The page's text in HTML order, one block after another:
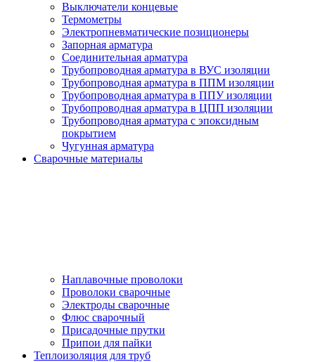
Выключатели концевые
Термометры
Электропневматические позиционеры
Запорная арматура
Соединительная арматура
Трубопроводная арматура в ВУС изоляции
Трубопроводная арматура в ППМ изоляции
Трубопроводная арматура в ППУ изоляции
Трубопроводная арматура в ЦПП изоляции
Трубопроводная арматура с эпоксидным
покрытием
Чугунная арматура
Сварочные материалы
Наплавочные проволоки
Проволоки сварочные
Электроды сварочные
Флюс сварочный
Присадочные прутки
Припои для пайки
Теплоизоляция для труб